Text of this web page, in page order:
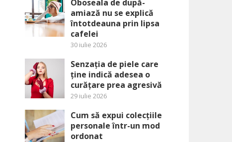
Oboseala de după-
amiază nu se explică
întotdeauna prin lipsa
cafelei
30 iulie 2026
Senzația de piele care
ține indică adesea o
curățare prea agresivă
29 iulie 2026
Cum să expui colecțiile
personale într-un mod
ordonat